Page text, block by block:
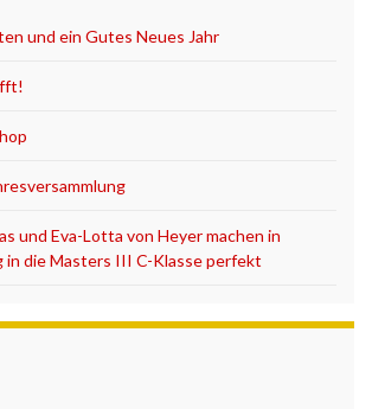
und ein Gutes Neues Jahr
und Eva-Lotta von Heyer machen in
die Masters III C-Klasse perfekt